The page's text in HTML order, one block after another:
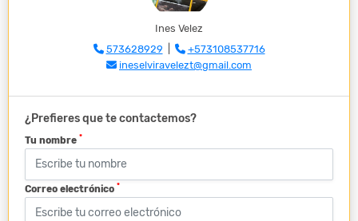
Ines Velez
573628929
+573108537716
ineselviravelezt@gmail.com
¿Prefieres que te contactemos?
Tu nombre *
Correo electrónico *